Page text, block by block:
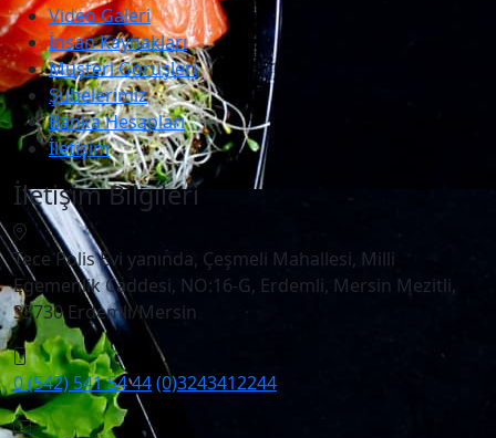
Video Galeri
İnsan Kaynakları
Müşteri Görüşleri
Şubelerimiz
Banka Hesapları
İletişim
İletişim Bilgileri
Tece Polis Evi yanında, Çeşmeli Mahallesi, Milli
Egemenlik Caddesi, NO:16-G, Erdemli, Mersin Mezitli,
33730 Erdemli/Mersin
0 (542) 541 54 44(0)3243412244